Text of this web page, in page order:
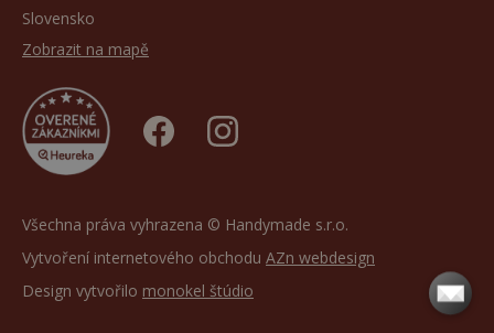
Slovensko
Zobrazit na mapě
Všechna práva vyhrazena © Handymade s.r.o.
Vytvoření internetového obchodu AZn webdesign
Design vytvořilo monokel štúdio